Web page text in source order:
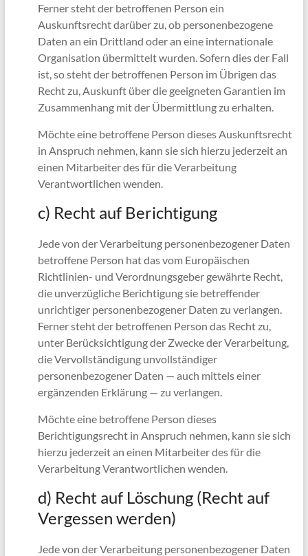
Ferner steht der betroffenen Person ein
Auskunftsrecht darüber zu, ob personenbezogene
Daten an ein Drittland oder an eine internationale
Organisation übermittelt wurden. Sofern dies der Fall
ist, so steht der betroffenen Person im Übrigen das
Recht zu, Auskunft über die geeigneten Garantien im
Zusammenhang mit der Übermittlung zu erhalten.
Möchte eine betroffene Person dieses Auskunftsrecht
in Anspruch nehmen, kann sie sich hierzu jederzeit an
einen Mitarbeiter des für die Verarbeitung
Verantwortlichen wenden.
c) Recht auf Berichtigung
Jede von der Verarbeitung personenbezogener Daten
betroffene Person hat das vom Europäischen
Richtlinien- und Verordnungsgeber gewährte Recht,
die unverzügliche Berichtigung sie betreffender
unrichtiger personenbezogener Daten zu verlangen.
Ferner steht der betroffenen Person das Recht zu,
unter Berücksichtigung der Zwecke der Verarbeitung,
die Vervollständigung unvollständiger
personenbezogener Daten — auch mittels einer
ergänzenden Erklärung — zu verlangen.
Möchte eine betroffene Person dieses
Berichtigungsrecht in Anspruch nehmen, kann sie sich
hierzu jederzeit an einen Mitarbeiter des für die
Verarbeitung Verantwortlichen wenden.
d) Recht auf Löschung (Recht auf
Vergessen werden)
Jede von der Verarbeitung personenbezogener Daten